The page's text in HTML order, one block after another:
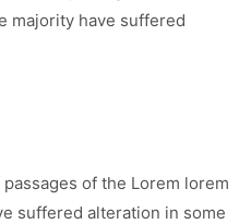
majority have suffered
of the Lorem lorem
suffered alteration in some